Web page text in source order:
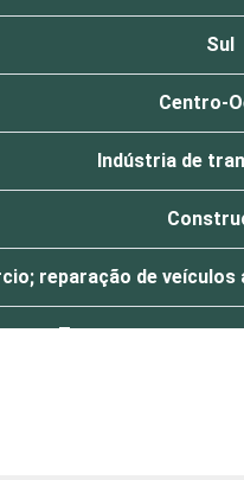
Sul
Centro-
Indústria de
reparação de
Transporte,